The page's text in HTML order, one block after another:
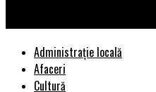
Administrație locală
Afaceri
Cultură